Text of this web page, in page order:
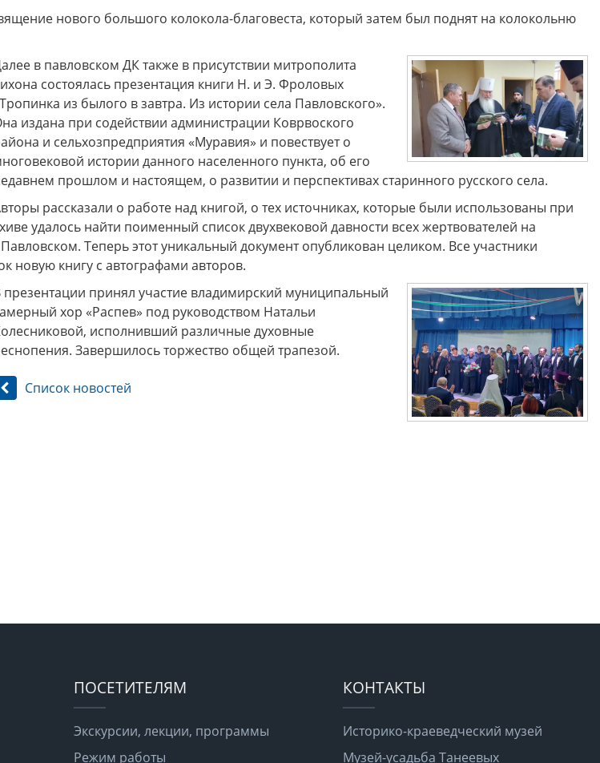
нового большого колокола-благовеста, который затем был поднят на колокольню
в павловском ДК также в присутствии митрополита
состоялась презентация книги Н. и Э. Фроловых
из былого в завтра. Из истории села Павловского».
издана при содействии администрации Коврвоского
и сельхозпредприятия «Муравия» и повествует о
истории данного населенного пункта, об его
прошлом и настоящем, о развитии и перспективах старинного русского села.
рассказали о работе над книгой, о тех источниках, которые были использованы при
удалось найти поименный список двухвековой давности всех жертвователей на
Теперь этот уникальный документ опубликован целиком. Все участники
новую книгу с автографами авторов.
презентации принял участие владимирский муниципальный
хор «Распев» под руководством Натальи
исполнивший различные духовные
Завершилось торжество общей трапезой.
Список новостей
ПОСЕТИТЕЛЯМ
Экскурсии, лекции, программы
Режим работы
КОНТАКТЫ
Историко-краеведческий музей
Музей-усадьба Танеевых